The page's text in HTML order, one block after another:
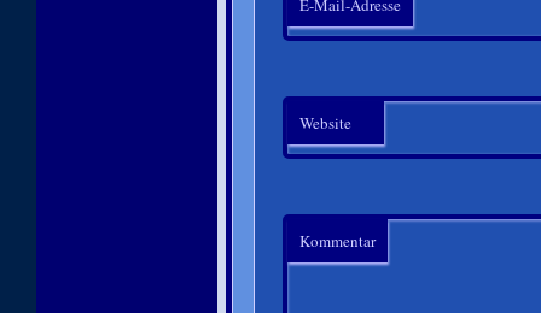
E-Mail-Adresse
Website
Kommentar